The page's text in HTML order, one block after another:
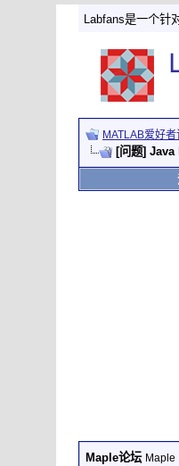
Labfans是一个针
MATLAB爱好
[问题]
Maple论坛 Maple